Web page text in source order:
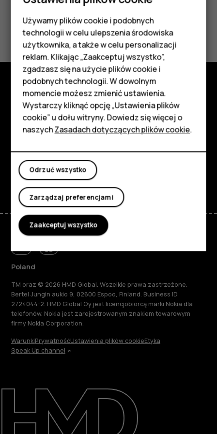
Smartfony
Telefony z funkcjami
podstawowymi
Akcesoria
HMD Terra M
Tablety
Moje konto
Naprawa i recykling
Zrównoważony rozwój
Wsparcie
Czy te informacje były pomocne?
Tak Nie
Poznaj
Informacje
Planet and people
Wsparcie
FacebookInstagram
TiktokYoutube
Poland
TM oraz © 2026 HMD Global. Wszelkie prawa zastrzeżone.
Bertel Jungin aukio 9, 02600 Espoo, Finland. Business ID
2724044-2. HMD Global Oy jest licencjobiorcą marki Nokia dla
telefonów. Nokia jest zarejestrowanym znakiem towarowym
firmy Nokia Corporation.
WarunkiPrywatnośćUstawienia plików cookieEtyka
Speak Up channel
Używamy plików cookie i podobnych
technologii w celu ulepszenia środowiska
użytkownika, a także w celu personalizacji
reklam. Klikając „Zaakceptuj wszystko”,
zgadzasz się na użycie plików cookie i
podobnych technologii. W dowolnym
momencie możesz zmienić ustawienia.
Wystarczy kliknąć opcję „Ustawienia plików
cookie” u dołu witryny. Dowiedz się więcej o
naszychZasadach dotyczących plików cookie.
Odrzuć wszystko
Zarządzaj preferencjami
Zaakceptuj wszystko